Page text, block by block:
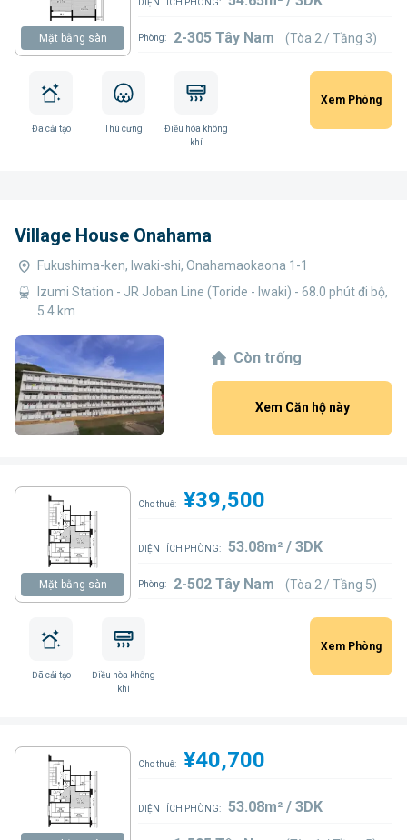
Mặt bằng sàn
DIỆN TÍCH PHÒNG:
Phòng: 2-305 Tây Nam (Tòa 2 / Tầng 3)
Đã cải tạo Thú cưng
Điều hòa không
khí
Xem Phòng
Village House Onahama
Fukushima-ken, Iwaki-shi, Onahamaokaona 1-1
Izumi Station - JR Joban Line (Toride - Iwaki) - 68.0 phút đi bộ,
5.4 km
Còn trống
Xem Căn hộ này
Mặt bằng sàn
Cho thuê: ¥39,500
DIỆN TÍCH PHÒNG: 53.08m² / 3DK
Phòng: 2-502 Tây Nam (Tòa 2 / Tầng 5)
Đã cải tạo
Điều hòa không
khí
Xem Phòng
Cho thuê: ¥40,700
DIỆN TÍCH PHÒNG: 53.08m² / 3DK